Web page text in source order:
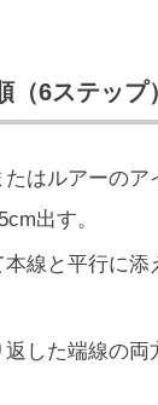
6ステップ）
はルアーのア
出す。
線と平行に添
した端線の両